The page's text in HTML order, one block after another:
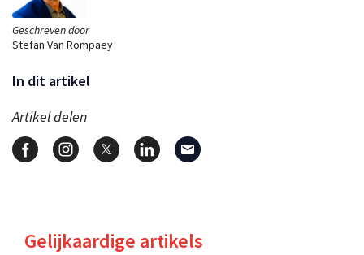
Geschreven door
Stefan Van Rompaey
In dit artikel
Artikel delen
Gelijkaardige artikels